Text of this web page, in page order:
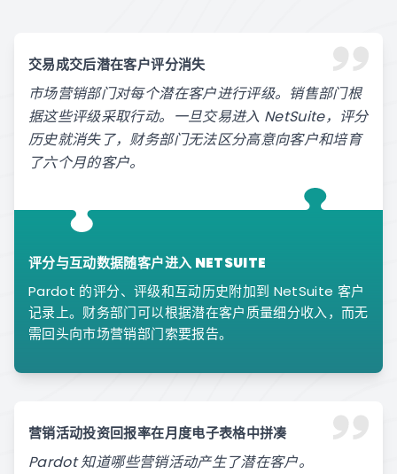
交易成交后潜在客户评分消失
市场营销部门对每个潜在客户进行评级。销售部门根
据这些评级采取行动。一旦交易进入 NetSuite，评分
历史就消失了，财务部门无法区分高意向客户和培育
了六个月的客户。
评分与互动数据随客户进入 NETSUITE
Pardot 的评分、评级和互动历史附加到 NetSuite 客户
记录上。财务部门可以根据潜在客户质量细分收入，而无
需回头向市场营销部门索要报告。
营销活动投资回报率在月度电子表格中拼凑
Pardot 知道哪些营销活动产生了潜在客户。